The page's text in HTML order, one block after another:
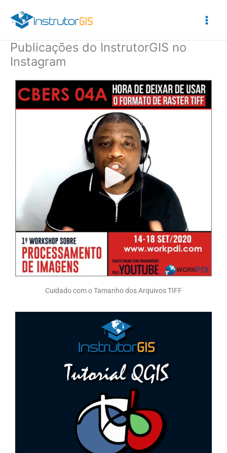
para
conteúdo
Publicações do InstrutorGIS no
Instagram
Cuidado com o Tamanho dos Arquivos TIFF